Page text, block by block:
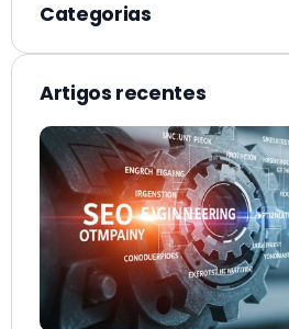
Categorias
Artigos recentes